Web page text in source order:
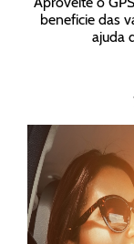
beneficie das
ajuda